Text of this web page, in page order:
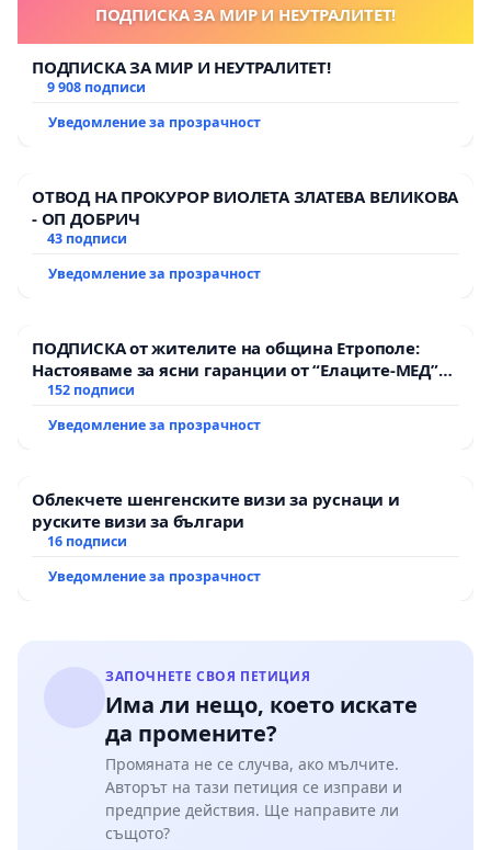
ПОДПИСКА ЗА МИР И НЕУТРАЛИТЕТ!
ПОДПИСКА ЗА МИР И НЕУТРАЛИТЕТ!
9 908 подписи
Уведомление за прозрачност
ОТВОД НА ПРОКУРОР ВИОЛЕТА ЗЛАТЕВА ВЕЛИКОВА
- ОП ДОБРИЧ
43 подписи
Уведомление за прозрачност
ПОДПИСКА от жителите на община Етрополе:
Настояваме за ясни гаранции от “Елаците-МЕД”
АД и от държавата, че ще се изпълнят всички
152 подписи
Уведомление за прозрачност
Облекчете шенгенските визи за руснаци и
руските визи за българи
16 подписи
Уведомление за прозрачност
ЗАПОЧНЕТЕ СВОЯ ПЕТИЦИЯ
Има ли нещо, което искате
да промените?
Промяната не се случва, ако мълчите.
Авторът на тази петиция се изправи и
предприе действия. Ще направите ли
същото?